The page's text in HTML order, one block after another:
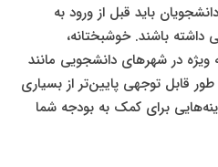
باید قبل از ورود به
داشته باشند. خوشبختانه،
ویژه در شهرهای دانشجویی مانند
طور قابل توجهی پایین‌تر از بسیاری
برای کمک به بودجه شما